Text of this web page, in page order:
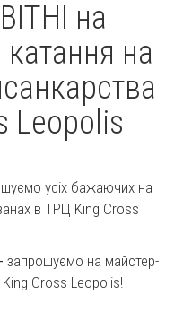
на
на
Leopolis
усіх бажаючих на
в ТРЦ King Cross
- запрошуємо на майстер-
Cross Leopolis!